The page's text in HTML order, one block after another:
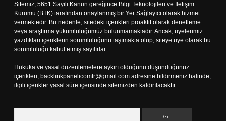
Sitemiz, 5651 Sayılı Kanun gereğince Bilgi Teknolojileri ve İletişim
Kurumu (BTK) tarafından onaylanmış bir Yer Sağlayıcı olarak hizmet
vermektedir. Bu nedenle, sitedeki içerikleri proaktif olarak denetleme
veya araştırma yükümlülüğümüz bulunmamaktadır. Ancak, üyelerimiz
yazdıkları içeriklerin sorumluluğunu taşımakta olup, siteye üye olarak bu
sorumluluğu kabul etmiş sayılırlar.
Hukuka ve yasal düzenlemelere aykırı olduğunu düşündüğünüz
içerikleri, backlinkpanelicomtr@gmail.com adresine bildirmeniz halinde,
ilgili içerikler yasal süre içerisinde sitemizden kaldırılacaktır.